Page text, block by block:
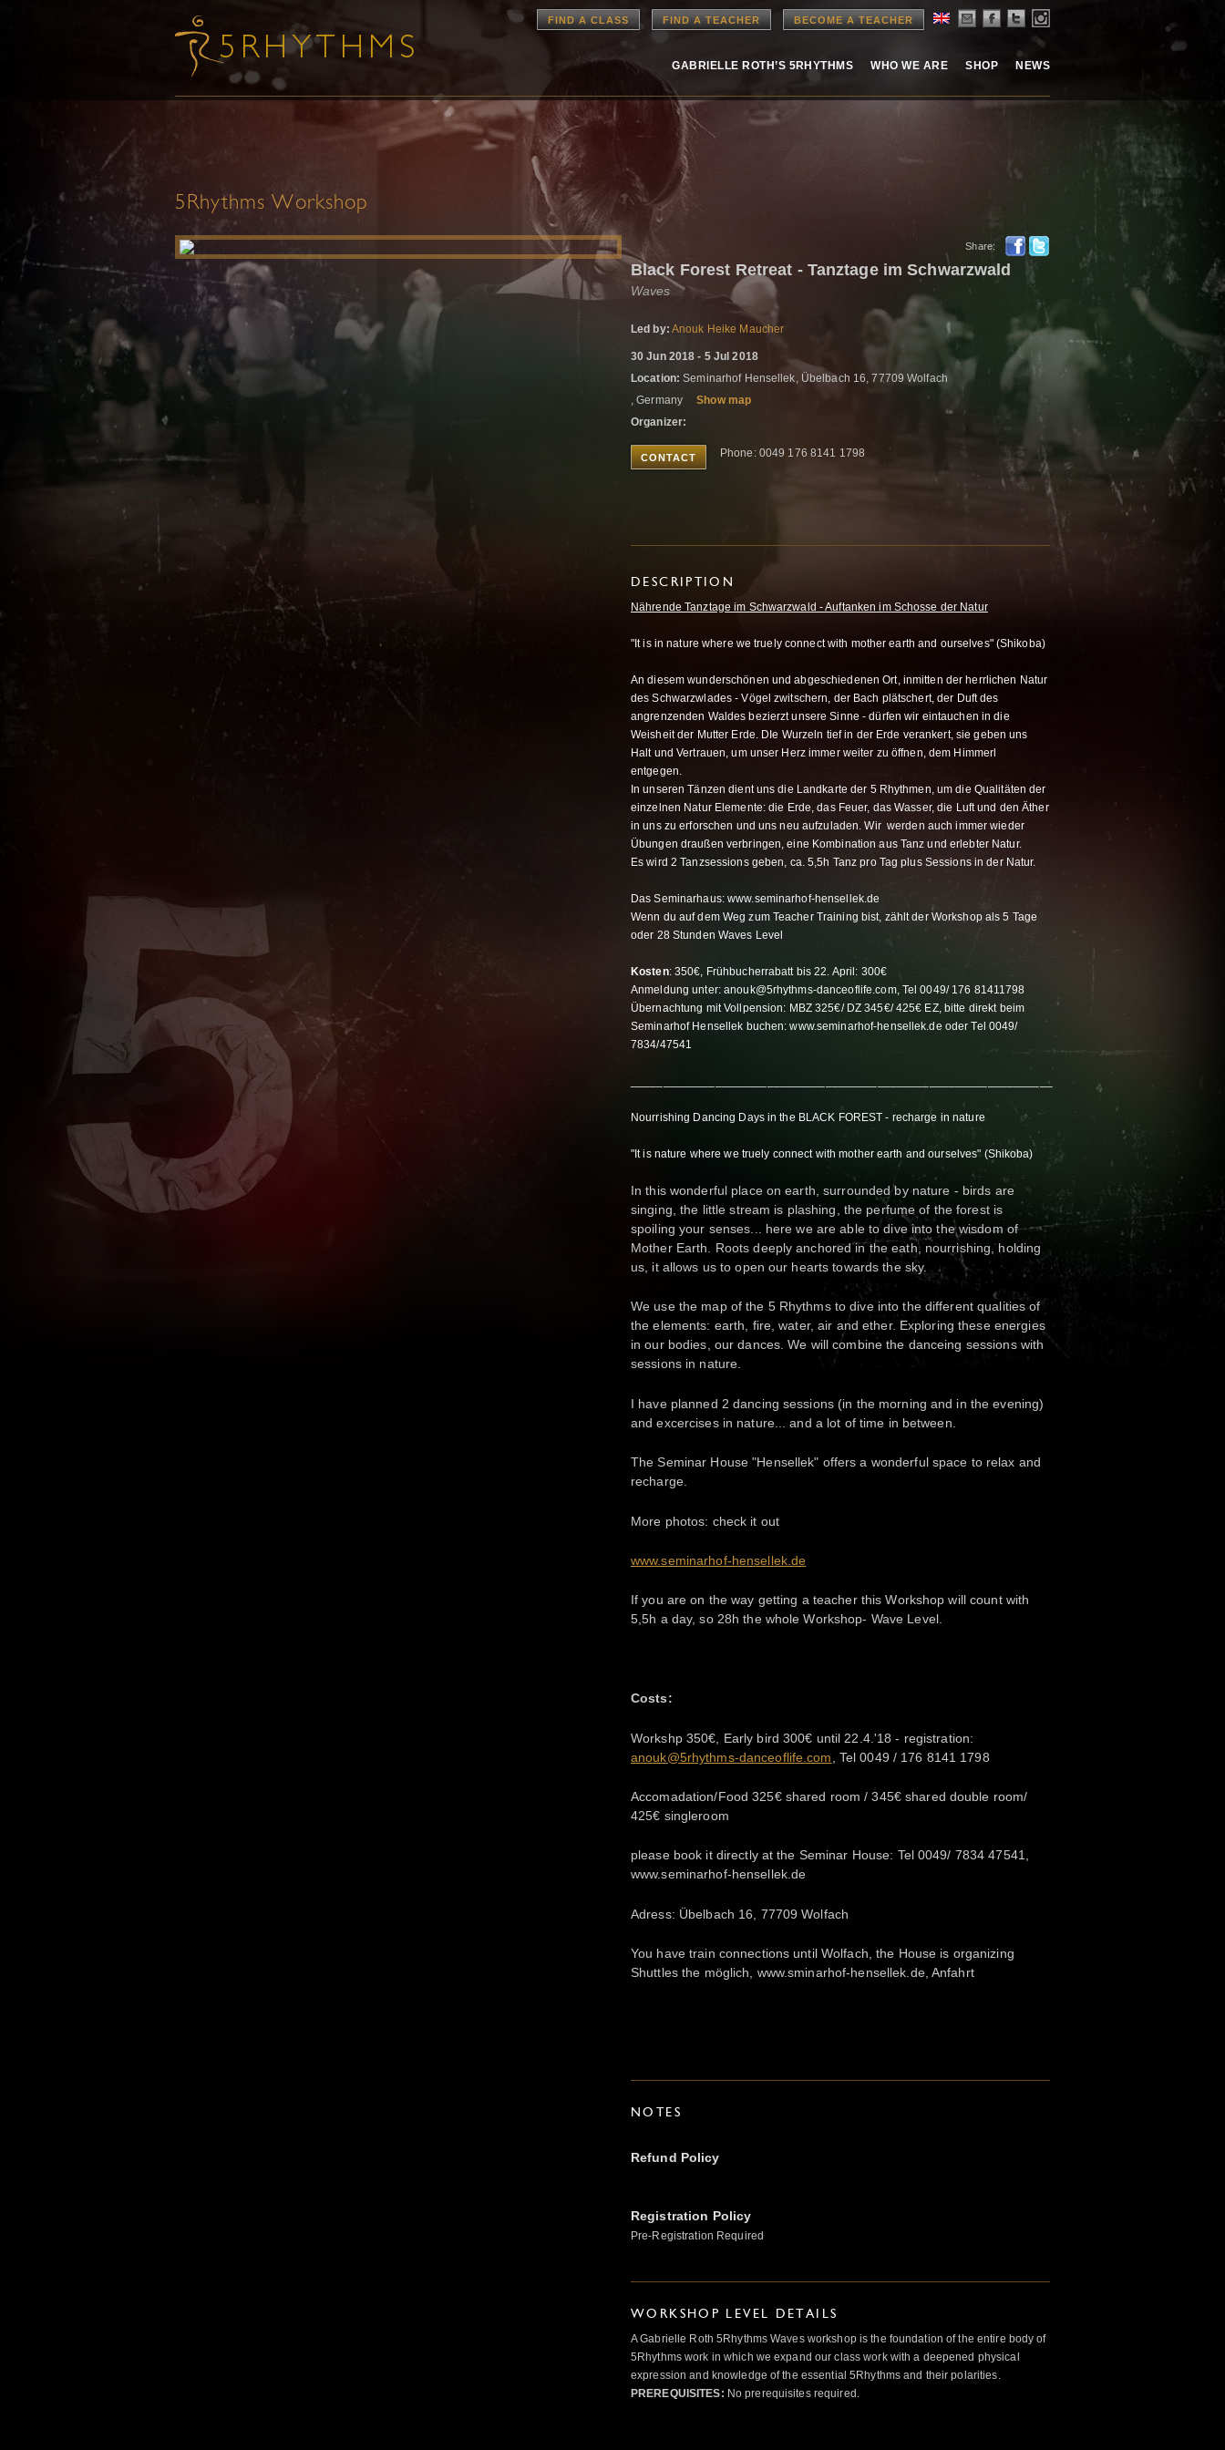
FIND A CLASS FIND A TEACHER BECOME A TEACHER
GABRIELLE ROTH’S 5RHYTHMS WHO WE ARE SHOP NEWS
5Rhythms Workshop
Share:
Black Forest Retreat - Tanztage im Schwarzwald
Waves
Led by: Anouk Heike Maucher
30 Jun 2018 - 5 Jul 2018
Location: Seminarhof Hensellek, Übelbach 16, 77709 Wolfach
, Germany
Show map
Organizer:
CONTACT Phone: 0049 176 8141 1798
DESCRIPTION
Nährende Tanztage im Schwarzwald - Auftanken im Schosse der Natur
"It is in nature where we truely connect with mother earth and ourselves" (Shikoba)
An diesem wunderschönen und abgeschiedenen Ort, inmitten der herrlichen Natur
des Schwarzwlades - Vögel zwitschern, der Bach plätschert, der Duft des
angrenzenden Waldes bezierzt unsere Sinne - dürfen wir eintauchen in die
Weisheit der Mutter Erde. DIe Wurzeln tief in der Erde verankert, sie geben uns
Halt und Vertrauen, um unser Herz immer weiter zu öffnen, dem Himmerl
entgegen.
In unseren Tänzen dient uns die Landkarte der 5 Rhythmen, um die Qualitäten der
einzelnen Natur Elemente: die Erde, das Feuer, das Wasser, die Luft und den Äther
in uns zu erforschen und uns neu aufzuladen. Wir werden auch immer wieder
Übungen draußen verbringen, eine Kombination aus Tanz und erlebter Natur.
Es wird 2 Tanzsessions geben, ca. 5,5h Tanz pro Tag plus Sessions in der Natur.
Das Seminarhaus: www.seminarhof-hensellek.de
Wenn du auf dem Weg zum Teacher Training bist, zählt der Workshop als 5 Tage
oder 28 Stunden Waves Level
Kosten: 350€, Frühbucherrabatt bis 22. April: 300€
Anmeldung unter: anouk@5rhythms-danceoflife.com, Tel 0049/ 176 81411798
Übernachtung mit Vollpension: MBZ 325€/ DZ 345€/ 425€ EZ, bitte direkt beim
Seminarhof Hensellek buchen: www.seminarhof-hensellek.de oder Tel 0049/
7834/47541
_________________________________________________________________
Nourrishing Dancing Days in the BLACK FOREST - recharge in nature
"It is nature where we truely connect with mother earth and ourselves" (Shikoba)
In this wonderful place on earth, surrounded by nature - birds are
singing, the little stream is plashing, the perfume of the forest is
spoiling your senses... here we are able to dive into the wisdom of
Mother Earth. Roots deeply anchored in the eath, nourrishing, holding
us, it allows us to open our hearts towards the sky.
We use the map of the 5 Rhythms to dive into the different qualities of
the elements: earth, fire, water, air and ether. Exploring these energies
in our bodies, our dances. We will combine the danceing sessions with
sessions in nature.
I have planned 2 dancing sessions (in the morning and in the evening)
and excercises in nature... and a lot of time in between.
The Seminar House "Hensellek" offers a wonderful space to relax and
recharge.
More photos: check it out
www.seminarhof-hensellek.de
If you are on the way getting a teacher this Workshop will count with
5,5h a day, so 28h the whole Workshop- Wave Level.
Costs:
Workshp 350€, Early bird 300€ until 22.4.'18 - registration:
anouk@5rhythms-danceoflife.com
, Tel 0049 / 176 8141 1798
Accomadation/Food 325€ shared room / 345€ shared double room/
425€ singleroom
please book it directly at the Seminar House: Tel 0049/ 7834 47541,
www.seminarhof-hensellek.de
Adress: Übelbach 16, 77709 Wolfach
You have train connections until Wolfach, the House is organizing
Shuttles the möglich, www.sminarhof-hensellek.de, Anfahrt
NOTES
Refund Policy
Registration Policy
Pre-Registration Required
WORKSHOP LEVEL DETAILS
A Gabrielle Roth 5Rhythms Waves workshop is the foundation of the entire body of
5Rhythms work in which we expand our class work with a deepened physical
expression and knowledge of the essential 5Rhythms and their polarities.
PREREQUISITES: No prerequisites required.